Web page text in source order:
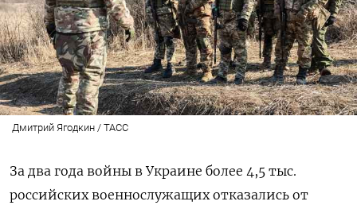
Дмитрий Ягодкин / ТАСС
За два года войны в Украине более 4,5 тыс.
российских военнослужащих отказались от